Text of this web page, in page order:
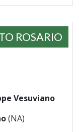
ROSARIO
Vesuviano
(NA)